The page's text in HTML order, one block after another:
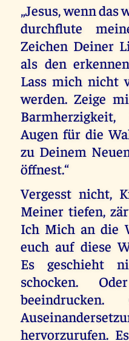
„Jesus, wenn
durchflute
Zeichen Deiner
als den
Lass mich nicht
werden. Zeige
Augen für die
zu Deinem
öffnest.“
Vergesst nicht,
Meiner tiefen,
Ich Mich an die
euch auf diese
Es geschieht
schocken.
hervorzurufen.